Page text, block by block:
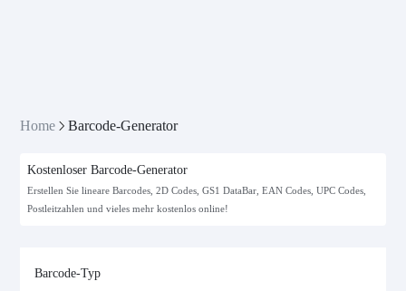
Home Barcode-Generator
Kostenloser Barcode-Generator
Erstellen Sie lineare Barcodes, 2D Codes, GS1 DataBar, EAN Codes, UPC Codes,
Postleitzahlen und vieles mehr kostenlos online!
Barcode-Typ